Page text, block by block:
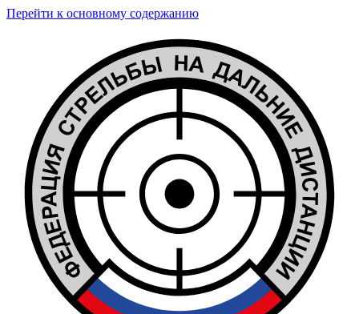
Перейти к основному содержанию